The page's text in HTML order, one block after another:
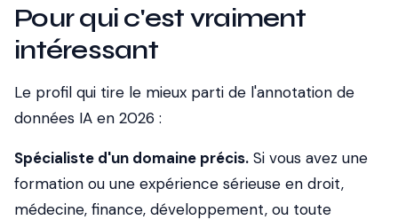
Pour qui c'est vraiment
intéressant
Le profil qui tire le mieux parti de l'annotation de
données IA en 2026 :
Spécialiste d'un domaine précis. Si vous avez une
formation ou une expérience sérieuse en droit,
médecine, finance, développement, ou toute